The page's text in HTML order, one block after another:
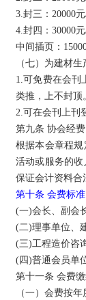
3.封三：20000
4.封四：30000
中间插页：
（七）为建材
1.可免费在会刊
类推，上不封顶
2.可在会刊上刊
第九条 协会经费
根据本会章程
活动或服务的
保证会计资料合
第十条 会费标准
(一)会长、副会
(二)理事单位、
(三)工程造价咨
(四)普通会员单
第十一条 会费
（一）会费按